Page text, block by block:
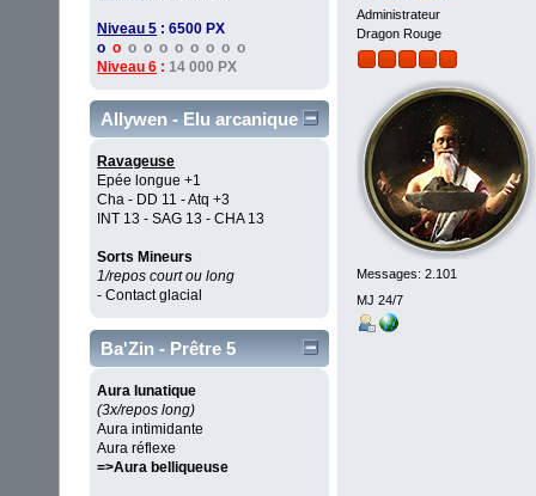
Niveau 5 : 6500 PX
oo o o o o o o o o
Niveau 6 : 14 000 PX
Allywen - Elu arcanique
Ravageuse
Epée longue +1
Cha - DD 11 - Atq +3
INT 13 - SAG 13 - CHA 13
Sorts Mineurs
1/repos court ou long
- Contact glacial
Ba'Zin - Prêtre 5
Aura lunatique
(3x/repos long)
Aura intimidante
Aura réflexe
=>Aura belliqueuse
Administrateur
Dragon Rouge
Messages: 2.101
MJ 24/7